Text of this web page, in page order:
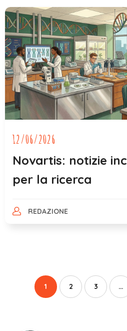
12/06/2026
Novartis: notizie
per la ricerca
REDAZIONE
1 2 3 …